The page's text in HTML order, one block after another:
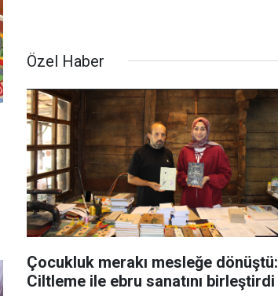
Özel Haber
Çocukluk merakı mesleğe dönüştü:
Ciltleme ile ebru sanatını birleştirdi